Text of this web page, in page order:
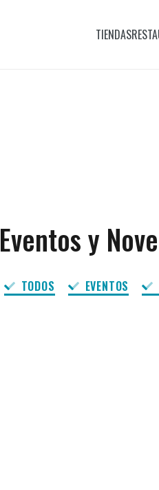
TIENDAS
Eventos y
TODOS EVENTOS